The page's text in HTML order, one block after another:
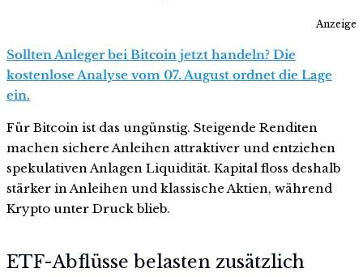
Anzeige
Sollten Anleger bei Bitcoin jetzt handeln? Die
kostenlose Analyse vom 07. August ordnet die Lage
ein.
Für Bitcoin ist das ungünstig. Steigende Renditen
machen sichere Anleihen attraktiver und entziehen
spekulativen Anlagen Liquidität. Kapital floss deshalb
stärker in Anleihen und klassische Aktien, während
Krypto unter Druck blieb.
ETF-Abflüsse belasten zusätzlich